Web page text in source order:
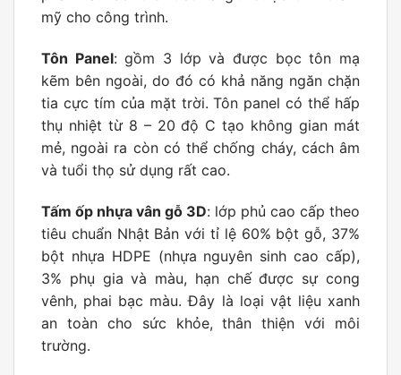
mỹ cho công trình.
Tôn Panel: gồm 3 lớp và được bọc tôn mạ
kẽm bên ngoài, do đó có khả năng ngăn chặn
tia cực tím của mặt trời. Tôn panel có thể hấp
thụ nhiệt từ 8 – 20 độ C tạo không gian mát
mẻ, ngoài ra còn có thể chống cháy, cách âm
và tuổi thọ sử dụng rất cao.
Tấm ốp nhựa vân gỗ 3D: lớp phủ cao cấp theo
tiêu chuẩn Nhật Bản với tỉ lệ 60% bột gỗ, 37%
bột nhựa HDPE (nhựa nguyên sinh cao cấp),
3% phụ gia và màu, hạn chế được sự cong
vênh, phai bạc màu. Đây là loại vật liệu xanh
an toàn cho sức khỏe, thân thiện với môi
trường.